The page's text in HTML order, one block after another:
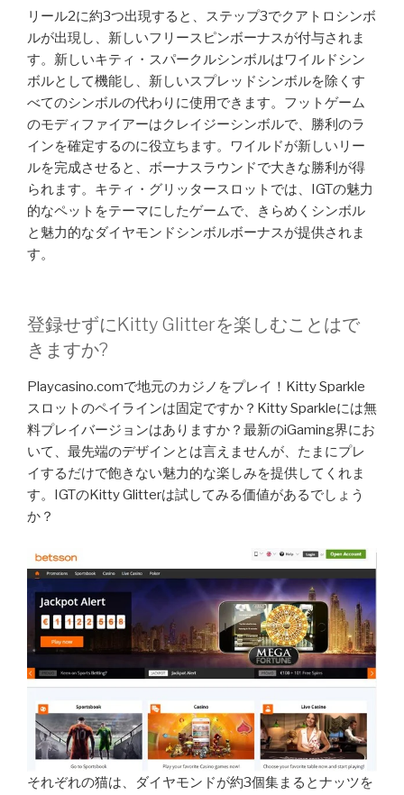
リール2に約3つ出現すると、ステップ3でクアトロシンボ
ルが出現し、新しいフリースピンボーナスが付与されま
す。新しいキティ・スパークルシンボルはワイルドシン
ボルとして機能し、新しいスプレッドシンボルを除くす
べてのシンボルの代わりに使用できます。フットゲーム
のモディファイアーはクレイジーシンボルで、勝利のラ
インを確定するのに役立ちます。ワイルドが新しいリー
ルを完成させると、ボーナスラウンドで大きな勝利が得
られます。キティ・グリッタースロットでは、IGTの魅力
的なペットをテーマにしたゲームで、きらめくシンボル
と魅力的なダイヤモンドシンボルボーナスが提供されま
す。
登録せずにKitty Glitterを楽しむことはで
きますか?
Playcasino.comで地元のカジノをプレイ！Kitty Sparkle
スロットのペイラインは固定ですか？Kitty Sparkleには無
料プレイバージョンはありますか？最新のiGaming界にお
いて、最先端のデザインとは言えませんが、たまにプレ
イするだけで飽きない魅力的な楽しみを提供してくれま
す。IGTのKitty Glitterは試してみる価値があるでしょう
か？
それぞれの猫は、ダイヤモンドが約3個集まるとナッツを